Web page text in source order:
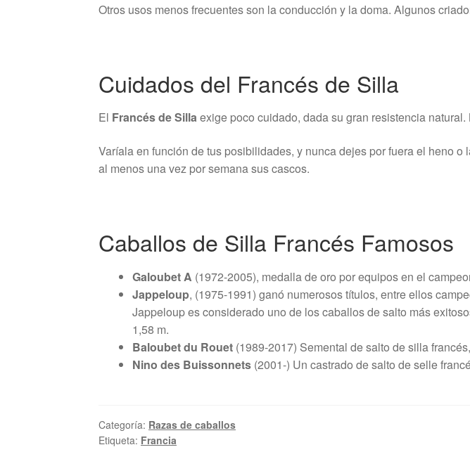
Otros usos menos frecuentes son la conducción y la doma. Algunos
Cuidados del Francés de Silla
El Francés de Sillaexige poco cuidado, dada su gran resistencia
Varíala en función de tus posibilidades, y nunca dejes por fuera el heno
al menos una vez por semana sus cascos.
Caballos de Silla Francés Famosos
Galoubet A (1972-2005), medalla de oro por equipos en el
Jappeloup, (1975-1991) ganó numerosos títulos, entre ellos
Jappeloup es considerado uno de los caballos de salto más
1,58 m.
Baloubet du Rouet (1989-2017) Semental de salto de silla
Nino des Buissonnets (2001-) Un castrado de salto de selle
Categoría: Razas de caballos
Etiqueta: Francia